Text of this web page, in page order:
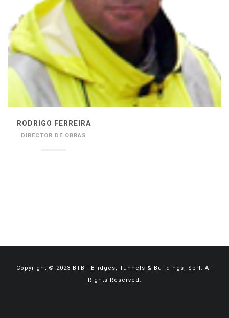
RODRIGO FERREIRA
DIRECTOR DE OBRAS
Copyright © 2023 BTB - Bridges, Tunnels & Buildings, Sprl. All
Rights Reserved.